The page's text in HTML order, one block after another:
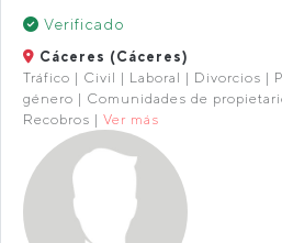
Verificado
Cáceres (Cáceres)
Tráfico | Civil | Laboral | Divorcios |
género | Comunidades de
Recobros | Ver más